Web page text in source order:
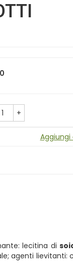
+
Aggiungi
lecitina di
agenti